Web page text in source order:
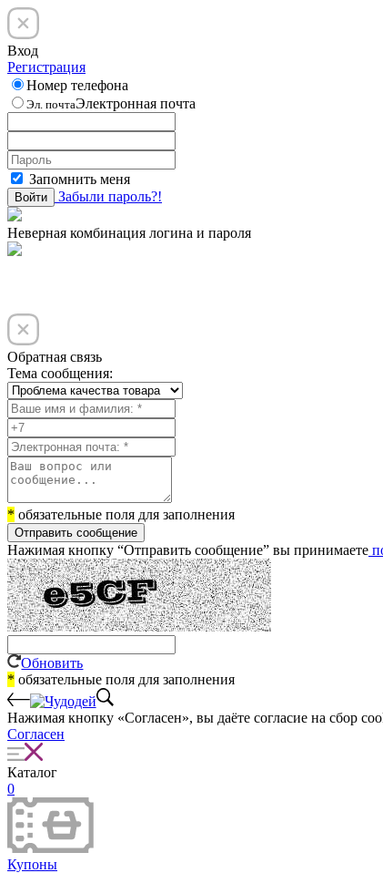
Вход
Регистрация
Номер телефона
Эл. почтаЭлектронная почта
Запомнить меня
Войти Забыли пароль?!
Неверная комбинация логина и пароля
Обратная связь
Тема сообщения:
* обязательные поля для заполнения
Отправить сообщение
Нажимая кнопку “Отправить сообщение” вы принимаете
Обновить
* обязательные поля для заполнения
Нажимая кнопку «Согласен», вы даёте cогласие на сбор
Согласен
Каталог
0
Купоны